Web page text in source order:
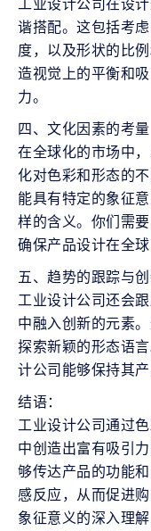
工业设计公司在设
谐搭配。这包括考
度，以及形状的比
造视觉上的平衡和
力。
四、文化因素的考量
在全球化的市场中
化对色彩和形态的
能具有特定的象征
样的含义。你们需
确保产品设计在全
五、趋势的跟踪与
工业设计公司还会
中融入创新的元素
探索新颖的形态语
计公司能够保持其
结语：
工业设计公司通过
中创造出富有吸引
够传达产品的功能
感反应，从而促进
象征意义的深入理